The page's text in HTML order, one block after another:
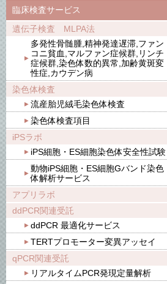
臨床検査サービス
遺伝子検査 MLPA法
多発性骨髄腫,精神発達遅滞,ファン
コニ貧血,マルファン症候群,リンチ
症候群,染色体数的異常,加齢黄斑変
性症,カウデン病
染色体検査
流産胎児絨毛染色体検査
染色体検査項目
iPSラボ
iPS細胞・ES細胞染色体安全性試験
動物iPS細胞・ES細胞Gバンド染色
体解析サービス
アプリラボ
ddPCR関連受託
ddPCR 最適化サービス
TERTプロモーター変異アッセイ
qPCR関連受託
リアルタイムPCR発現定量解析